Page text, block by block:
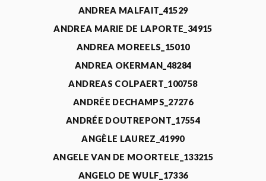
ANDREA MALFAIT_41529
ANDREA MARIE DE LAPORTE_34915
ANDREA MOREELS_15010
ANDREA OKERMAN_48284
ANDREAS COLPAERT_100758
ANDRÉE DECHAMPS_27276
ANDRÉE DOUTREPONT_17554
ANGÈLE LAUREZ_41990
ANGELE VAN DE MOORTELE_133215
ANGELO DE WULF_17336